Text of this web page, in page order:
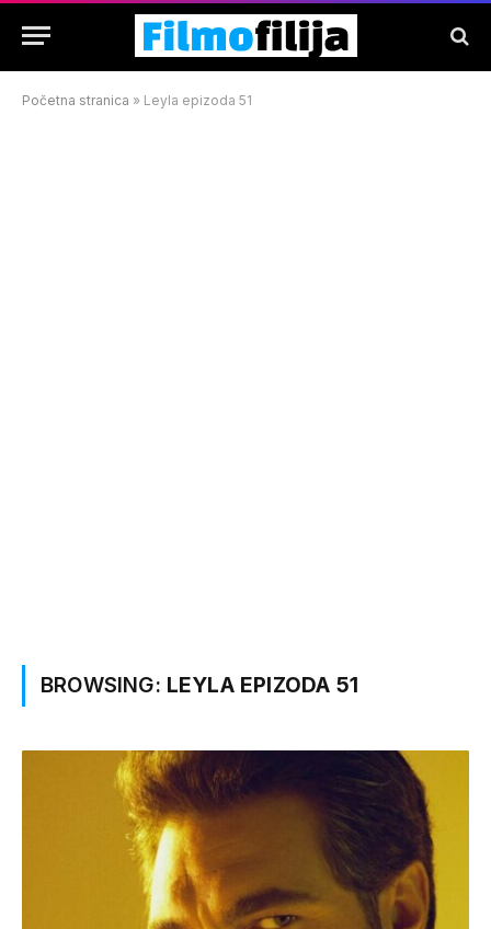
Početna stranica » Leyla epizoda 51
BROWSING: LEYLA EPIZODA 51